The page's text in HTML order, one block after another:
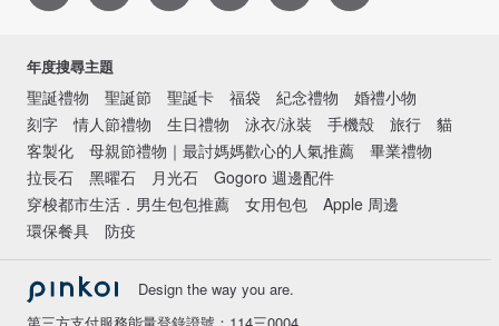
年度搜尋主題
聖誕禮物 聖誕節 聖誕卡 福袋 紀念禮物
婚禮小物
刻字
情人節禮物 生日禮物 泳衣/泳裝 手機殼 旅行
貓
客製化
母親節禮物｜最討媽媽歡心的人氣推薦
畢業禮物
拉長石
黑曜石 月光石
Gogoro 週邊配件
穿梭都市生活．男生包包推薦
女用包包
Apple 周邊
環保餐具
防疫
Design the way you are.